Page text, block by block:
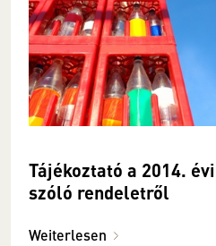
Tájékoztató a 2014.
szóló rendeletről
Weiterlesen